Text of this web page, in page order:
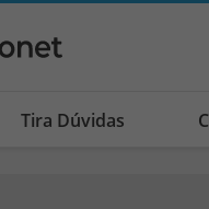
Tira Dúvidas